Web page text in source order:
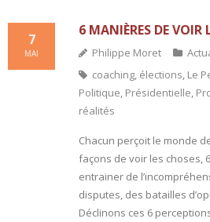
6 MANIÈRES DE VOIR
7
MAI Philippe Moret
coaching, élections, Le
Politique, Présidentielle,
réalités
Chacun perçoit le monde
façons de voir les choses,
entrainer de
disputes, des batailles
Déclinons ces 6